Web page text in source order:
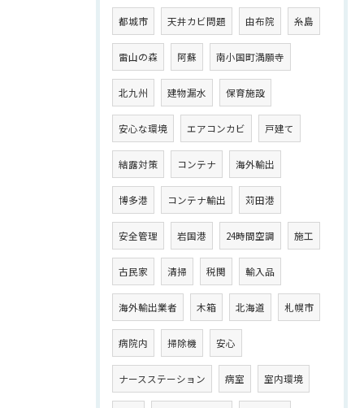
都城市 天井カビ問題 由布院 糸島
雷山の森 阿蘇 南小国町満願寺
北九州 建物漏水 保育施設
安心な環境 エアコンカビ 戸建て
結露対策 コンテナ 海外輸出
博多港 コンテナ輸出 苅田港
安全管理 岩国港 24時間空調 施工
古民家 清掃 税関 輸入品
海外輸出業者 木箱 北海道 札幌市
病院内 掃除機 安心
ナースステーション 病室 室内環境